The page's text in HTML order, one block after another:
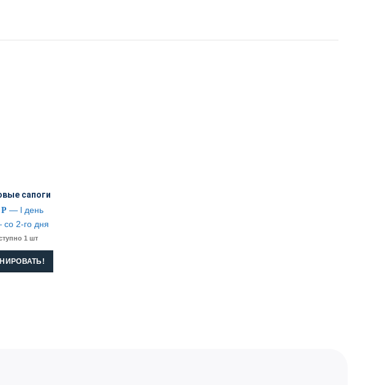
сапоги
Р — l день
2-го дня
1 шт